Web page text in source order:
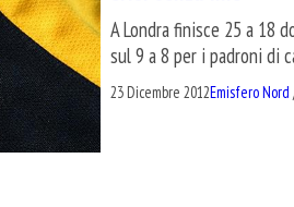
A Londra finisce 25 a 18
sul 9 a 8 per i padroni di
23 Dicembre 2012Emisfero Nord